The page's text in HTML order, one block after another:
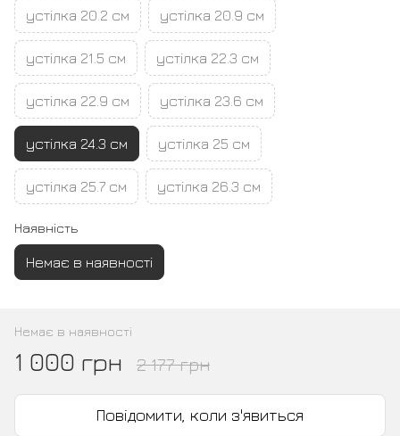
устілка 20.2 см устілка 20.9 см
устілка 21.5 см устілка 22.3 см
устілка 22.9 см устілка 23.6 см
устілка 24.3 см устілка 25 см
устілка 25.7 см устілка 26.3 см
Наявність
Немає в наявності
Немає в наявності
1 000 грн 2 177 грн
Повідомити, коли з'явиться